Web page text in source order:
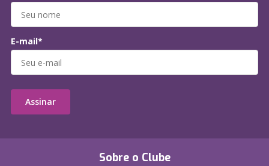
Sobre o Clube
E-mail*
Assinar